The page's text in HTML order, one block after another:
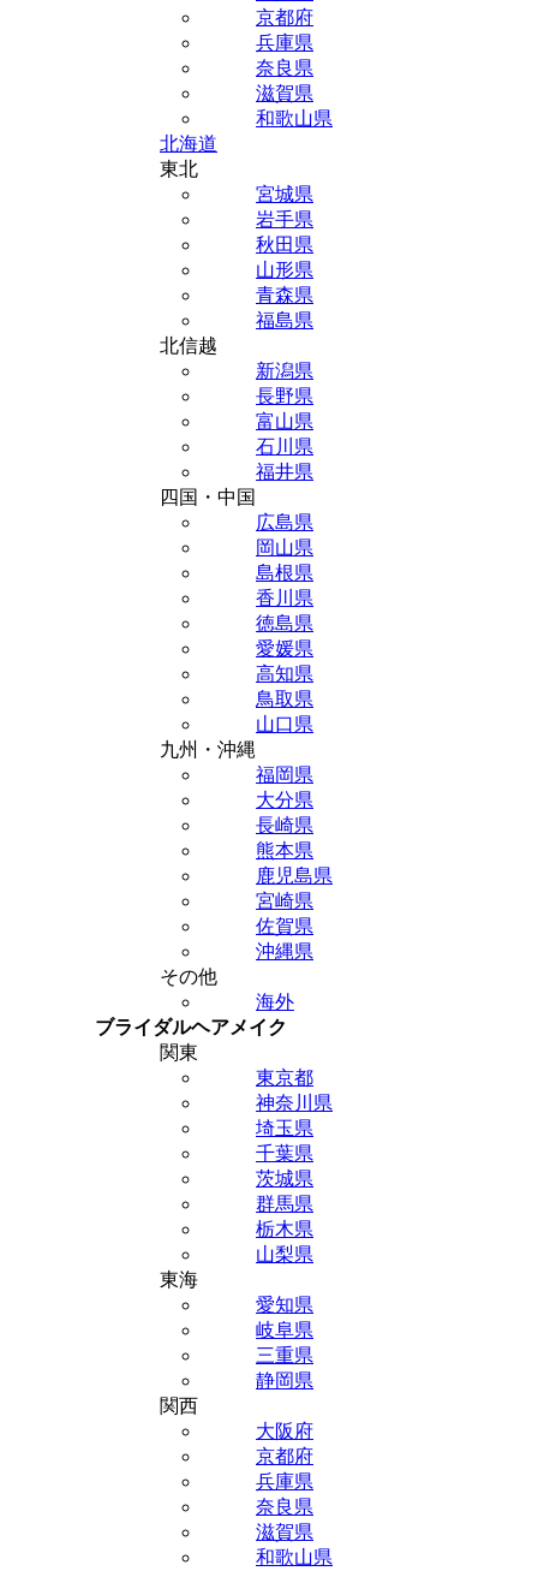
京都府
兵庫県
奈良県
滋賀県
和歌山県
北海道
東北
宮城県
岩手県
秋田県
山形県
青森県
福島県
北信越
新潟県
長野県
富山県
石川県
福井県
四国・中国
広島県
岡山県
島根県
香川県
徳島県
愛媛県
高知県
鳥取県
山口県
九州・沖縄
福岡県
大分県
長崎県
熊本県
鹿児島県
宮崎県
佐賀県
沖縄県
その他
海外
ブライダルヘアメイク
関東
東京都
神奈川県
埼玉県
千葉県
茨城県
群馬県
栃木県
山梨県
東海
愛知県
岐阜県
三重県
静岡県
関西
大阪府
京都府
兵庫県
奈良県
滋賀県
和歌山県